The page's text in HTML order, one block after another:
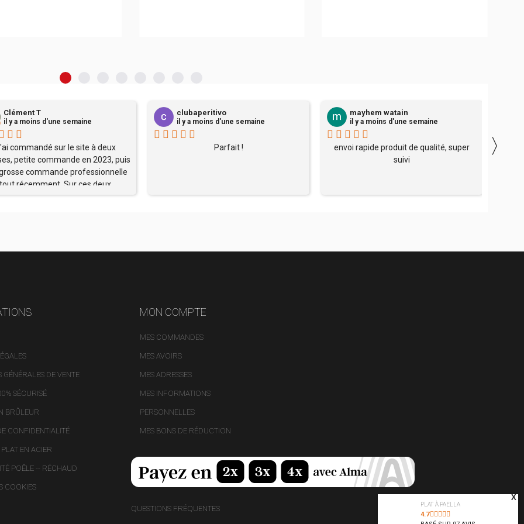
Clément T
il y a moins d'une semaine
commandé sur le site à deux
petite commande en 2023, puis
commande professionnelle
tout récemment. Sur ces deux
l'envoi a été effectué en
flammes plutôt inox qu'en métal,
regret ; je pense être tranquille
client du début à la fin.
clubaperitivo
il y a moins d'une semaine
Parfait !
mayhem watain
il y a moins d'une semaine
envoi rapide produit de qualité, super
suivi
〉
DE VENTE
SÉCURISÉ
BRÛLEUR
CONFIDENTIALITÉ
EN ACIER
POÊLE -- RÉCHAUD
COOKIES
MON COMPTE
MES COMMANDES
MES AVOIRS
MES ADRESSES
MES INFORMATIONS
PERSONNELLES
MES BONS DE RÉDUCTION
PLAT À PAELLA
4.7
X
QUESTIONS FRÉQUENTES